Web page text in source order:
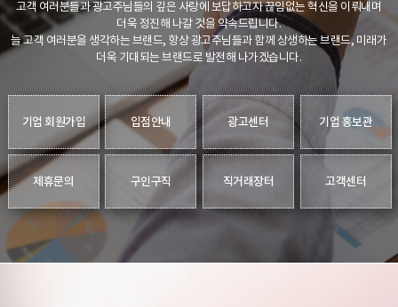
고객 여러분들과 광고주님들의 깊은 사랑에 보답하고자 끊임없는 혁신을 이뤄내며
더욱 정진해 나갈 것을 약속드립니다.
늘 고객 여러분을 생각하는 브랜드, 항상 광고주님들과 함께 상생하는 브랜드, 미래가
더욱 기대되는 브랜드로 발전해 나가겠습니다.
기업 회원가입 입점안내 광고센터 기업 홍보관
제휴문의 구인구직 직거래장터 고객센터